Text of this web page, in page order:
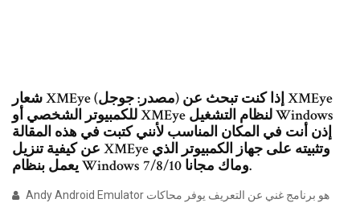
شعار XMEye (مصدر: جوجل) إذا كنت تبحث عن XMEye
للكمبيوتر الشخصي أو XMEye لنظام التشغيل Windows
إذن أنت في المكان المناسب لأنني كتبت في هذه المقالة
عن كيفية تنزيل XMEye وتثبيته على جهاز الكمبيوتر الذي
يعمل بنظام Windows 7/8/10 وماك مجانا.
Andy Android Emulator هو برنامج غني عن التعريف يوفر محاكات